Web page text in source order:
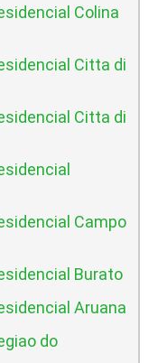
Colina
Citta di
Citta di
Campo
Burato
Aruana
do